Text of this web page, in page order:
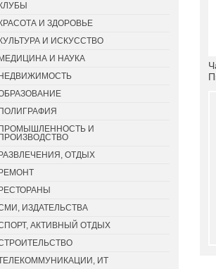
КЛУБЫ
КРАСОТА И ЗДОРОВЬЕ
КУЛЬТУРА И ИСКУССТВО
МЕДИЦИНА И НАУКА
НЕДВИЖИМОСТЬ
ПОЛИГРАФИЯ
ПРОМЫШЛЕННОСТЬ И
ПРОИЗВОДСТВО
РАЗВЛЕЧЕНИЯ, ОТДЫХ
РЕМОНТ
РЕСТОРАНЫ
ИЗДАТЕЛЬСТВА
АКТИВНЫЙ ОТДЫХ
ИТ